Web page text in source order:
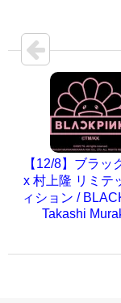
【12/8】ブラッ
x 村上隆 リミテ
ィション /
Takashi